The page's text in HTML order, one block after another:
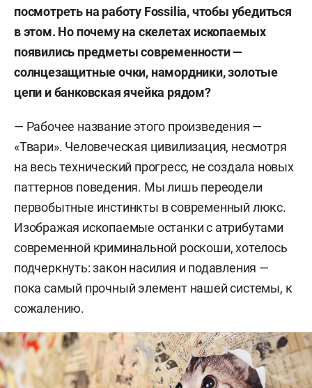
посмотреть на работу Fossilia, чтобы убедиться
в этом. Но почему на скелетах ископаемых
появились предметы современности—
солнцезащитные очки, намордники, золотые
цепи и банковская ячейка рядом?
— Рабочее название этого произведения —
«Твари». Человеческая цивилизация, несмотря
на весь технический прогресс, не создала новых
паттернов поведения. Мы лишь переодели
первобытные инстинкты в современный люкс.
Изображая ископаемые останки с атрибутами
современной криминальной роскоши, хотелось
подчеркнуть: закон насилия и подавления —
пока самый прочный элемент нашей системы, к
сожалению.